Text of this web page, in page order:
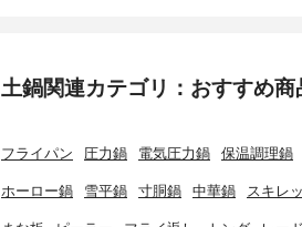
土鍋関連カテゴリ：おすすめ
フライパン 圧力鍋 電気圧力鍋 保温調理鍋
ホーロー鍋 雪平鍋 寸胴鍋 中華鍋 スキレ